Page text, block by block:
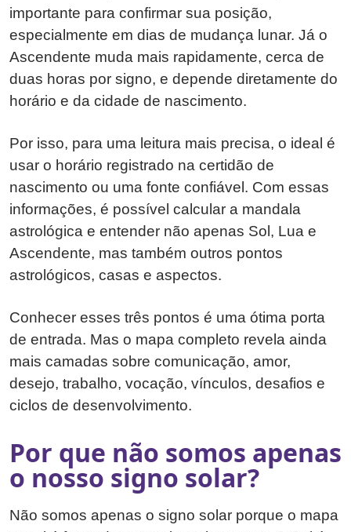
importante para confirmar sua posição,
especialmente em dias de mudança lunar. Já o
Ascendente muda mais rapidamente, cerca de
duas horas por signo, e depende diretamente do
horário e da cidade de nascimento.
Por isso, para uma leitura mais precisa, o ideal é
usar o horário registrado na certidão de
nascimento ou uma fonte confiável. Com essas
informações, é possível calcular a mandala
astrológica e entender não apenas Sol, Lua e
Ascendente, mas também outros pontos
astrológicos, casas e aspectos.
Conhecer esses três pontos é uma ótima porta
de entrada. Mas o mapa completo revela ainda
mais camadas sobre comunicação, amor,
desejo, trabalho, vocação, vínculos, desafios e
ciclos de desenvolvimento.
Por que não somos apenas
o nosso signo solar?
Não somos apenas o signo solar porque o mapa